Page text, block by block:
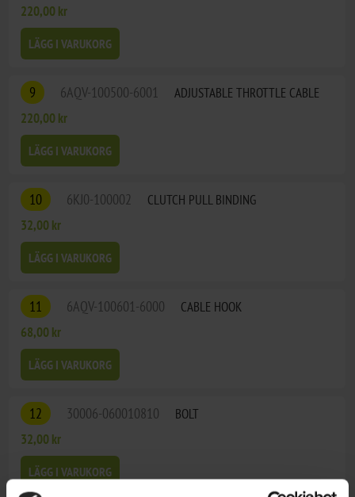
220,00 kr
LÄGG I VARUKORG
9 6AQV-100500-6001
ADJUSTABLE THROTTLE CABLE
220,00 kr
LÄGG I VARUKORG
10 6KJ0-100002
CLUTCH PULL BINDING
32,00 kr
LÄGG I VARUKORG
11 6AQV-100601-6000
CABLE HOOK
68,00 kr
LÄGG I VARUKORG
12 30006-060010810
BOLT
32,00 kr
LÄGG I VARUKORG